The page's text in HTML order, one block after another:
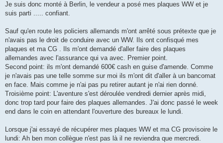
Je suis donc monté à Berlin, le vendeur a posé mes plaques WW et je
suis parti ..... confiant.
Sauf qu'en route les policiers allemands m'ont arrêté sous prétexte que je
n'avais pas le droit de conduire avec un WW. Ils ont confisqué mes
plaques et ma CG . Ils m'ont demandé d'aller faire des plaques
allemandes avec l'assurance qui va avec. Premier point.
Second point: ils m'ont demandé 600€ cash en guise d'amende. Comme
je n'avais pas une telle somme sur moi ils m'ont dit d'aller à un bancomat
en face. Mais comme je n'ai pas pu retirer autant je n'ai rien donné.
Troisième point: L'aventure s'est déroulée vendredi dernier après midi,
donc trop tard pour faire des plaques allemandes. J'ai donc passé le week
end dans le coin en attendant l'ouverture des bureaux le lundi.
Lorsque j'ai essayé de récupérer mes plaques WW et ma CG provisoire le
lundi: Ah ben mon collègue n'est pas là il ne reviendra que mercredi.